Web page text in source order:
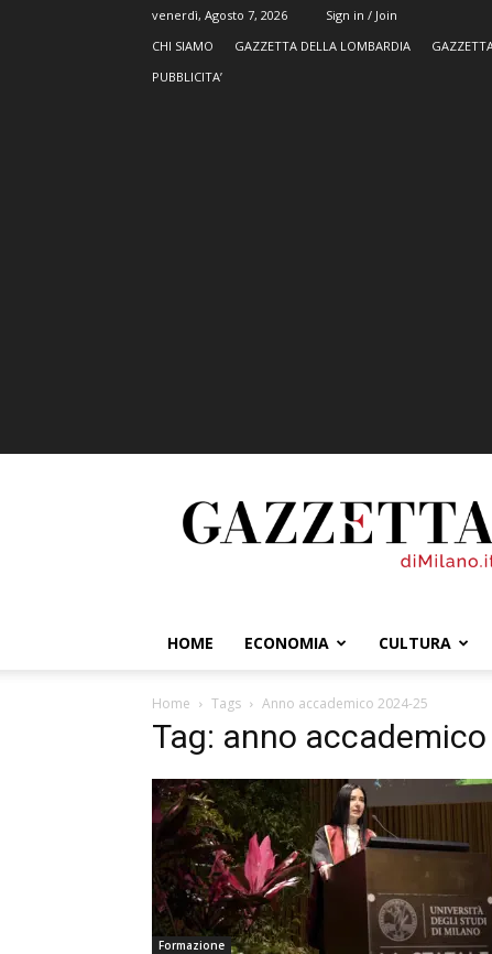
venerdì, Agosto 7, 2026
Sign in / Join
CHI SIAMO
GAZZETTA DELLA LOMBARDIA
PUBBLICITA’
HOME ECONOMIA CULTURA
Home Tags Anno accademico 2024-25
Tag: anno
Formazione